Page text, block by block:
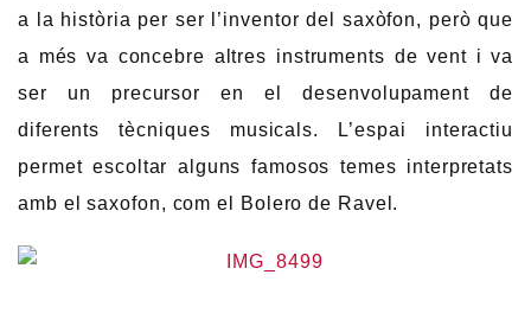
a la història per ser l’inventor del saxòfon, però que
a més va concebre altres instruments de vent i va
ser un precursor en el desenvolupament de
diferents tècniques musicals. L’espai interactiu
permet escoltar alguns famosos temes interpretats
amb el saxofon, com el Bolero de Ravel.